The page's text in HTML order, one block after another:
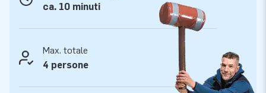
ca. 10 minuti
Max. totale
4 persone